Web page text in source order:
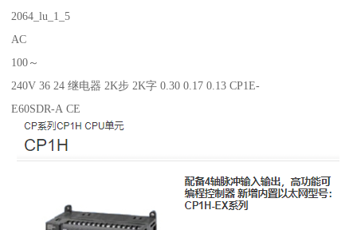
2064_lu_1_5
AC
100～
240V 36 24 继电器 2K步 2K字 0.30 0.17 0.13 CP1E-
E60SDR-A CE